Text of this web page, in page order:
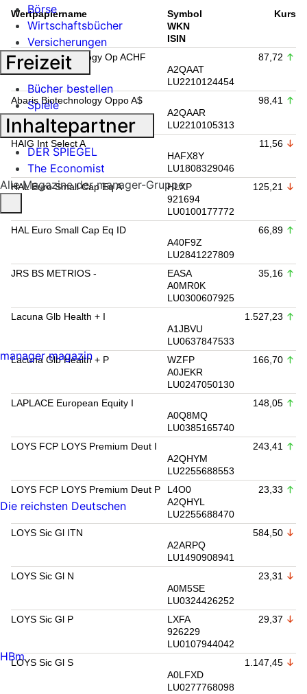
Wert­papier­name
Symbol
WKN
ISIN
Kurs
Abaris Biotechnology Op ACHF
A2QAAT
LU2210124454
87,72
Abaris Biotechnology Oppo A$
A2QAAR
LU2210105313
98,41
HAIG Int Select A
HAFX8Y
LU1808329046
11,56
HAL Euro Small Cap Eq A
HLXP
921694
LU0100177772
125,21
HAL Euro Small Cap Eq ID
A40F9Z
LU2841227809
66,89
JRS BS METRIOS -
EASA
A0MR0K
LU0300607925
35,16
Lacuna Glb Health + I
A1JBVU
LU0637847533
1.527,23
Lacuna Glb Health + P
WZFP
A0JEKR
LU0247050130
166,70
LAPLACE European Equity I
A0Q8MQ
LU0385165740
148,05
LOYS FCP LOYS Premium Deut I
A2QHYM
LU2255688553
243,41
LOYS FCP LOYS Premium Deut P
L4O0
A2QHYL
LU2255688470
23,33
LOYS Sic Gl ITN
A2ARPQ
LU1490908941
584,50
LOYS Sic Gl N
A0M5SE
LU0324426252
23,31
LOYS Sic Gl P
LXFA
926229
LU0107944042
29,37
LOYS Sic Gl S
A0LFXD
LU0277768098
1.147,45
Börse
Wirtschaftsbücher
Versicherungen
Freizeit
Bücher bestellen
Spiele
Inhaltepartner
DER SPIEGEL
The Economist
Alle Magazine der manager-Gruppe
manager magazin
Die reichsten Deutschen
HBm